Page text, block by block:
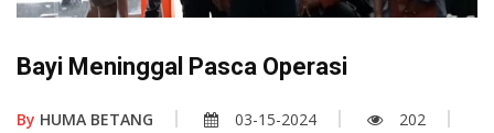
Bayi Meninggal Pasca Operasi
By HUMA BETANG 03-15-2024
202